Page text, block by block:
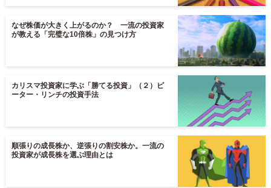
なぜ株価が大きく上がるのか？ 一流の投資家
が教える「完璧な10倍株」の見つけ方
カリスマ投資家に学ぶ「勝てる投資」（２）ピ
ーター・リンチの投資手法
順張りの成長株か、逆張りの割安株か。一流の
投資家が成長株を選ぶ理由とは